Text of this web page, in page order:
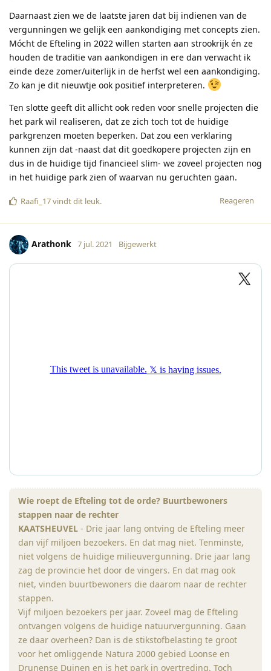
Daarnaast zien we de laatste jaren dat bij indienen van de
vergunningen we gelijk een aankondiging met concepts zien.
Mócht de Efteling in 2022 willen starten aan strookrijk én ze
houden de traditie van aankondigen in ere dan verwacht ik
einde deze zomer/uiterlijk in de herfst wel een aankondiging.
Zo kan je dit nieuwtje ook positief interpreteren.
Ten slotte geeft dit allicht ook reden voor snelle projecten die
het park wil realiseren, dat ze zich toch tot de huidige
parkgrenzen moeten beperken. Dat zou een verklaring
kunnen zijn dat -naast dat dit goedkopere projecten zijn en
dus in de huidige tijd financieel slim- we zoveel projecten nog
in het huidige park zien of waarvan nu geruchten gaan.
Reageren
Raafi_17vindt dit leuk.
Arathonk 7 jul. 2021 Bijgewerkt
Wie roept de Efteling tot de orde? Buurtbewoners
stappen naar de rechter
KAATSHEUVEL - Drie jaar lang ontving de Efteling meer
dan vijf miljoen bezoekers. En dat mag niet. Tenminste,
niet volgens de huidige milieuvergunning. Drie jaar lang
zag de provincie het door de vingers. En dat mag ook
niet, vinden buurtbewoners die daarom naar de rechter
stappen.
Vijf miljoen bezoekers per jaar. Zoveel mag de Efteling
ontvangen volgens de huidige natuurvergunning. Gaan
ze daar overheen? Dan is de stikstofbelasting te groot
voor het omliggende Natura 2000 gebied Loonse en
Drunense Duinen en is het park in overtreding. Toch